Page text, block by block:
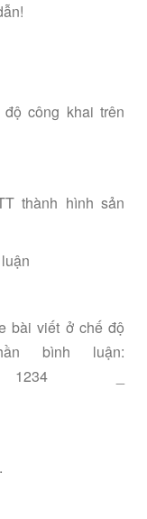
công khai trên
thành hình sản
bài viết ở chế độ
bình luận:
1234 _
.